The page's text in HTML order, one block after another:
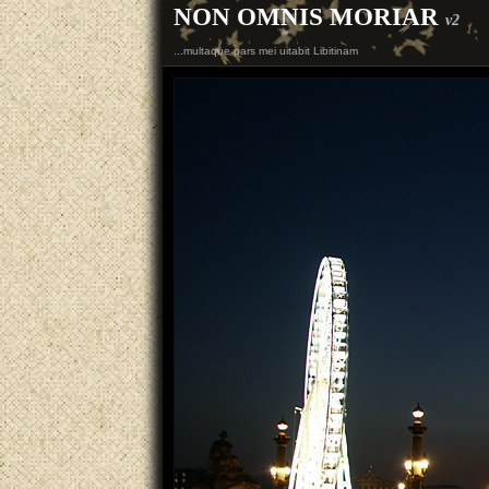
NON OMNIS MORIAR v2
...multaque pars mei uitabit Libitinam